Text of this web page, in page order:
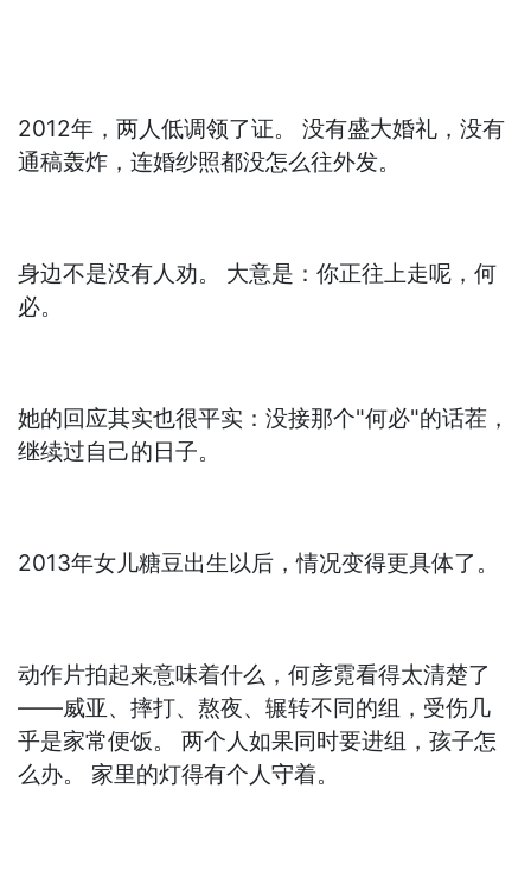
2012年，两人低调领了证。 没有盛大婚礼，没有
通稿轰炸，连婚纱照都没怎么往外发。
身边不是没有人劝。 大意是：你正往上走呢，何
必。
她的回应其实也很平实：没接那个"何必"的话茬，
继续过自己的日子。
2013年女儿糖豆出生以后，情况变得更具体了。
动作片拍起来意味着什么，何彦霓看得太清楚了
——威亚、摔打、熬夜、辗转不同的组，受伤几
乎是家常便饭。 两个人如果同时要进组，孩子怎
么办。 家里的灯得有个人守着。